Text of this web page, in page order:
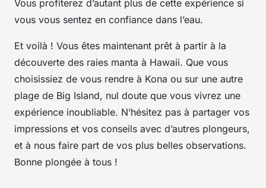
Vous profiterez d’autant plus de cette expérience si
vous vous sentez en confiance dans l’eau.
Et voilà ! Vous êtes maintenant prêt à partir à la
découverte des raies manta à Hawaii. Que vous
choisissiez de vous rendre à Kona ou sur une autre
plage de Big Island, nul doute que vous vivrez une
expérience inoubliable. N’hésitez pas à partager vos
impressions et vos conseils avec d’autres plongeurs,
et à nous faire part de vos plus belles observations.
Bonne plongée à tous !